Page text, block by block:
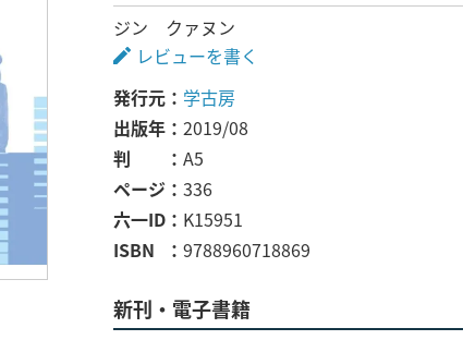
ジン クァヌン
レビューを書く
発行元
学古房
出版年
2019/08
判
A5
ページ
336
六一ID
K15951
ISBN
9788960718869
新刊・電子書籍